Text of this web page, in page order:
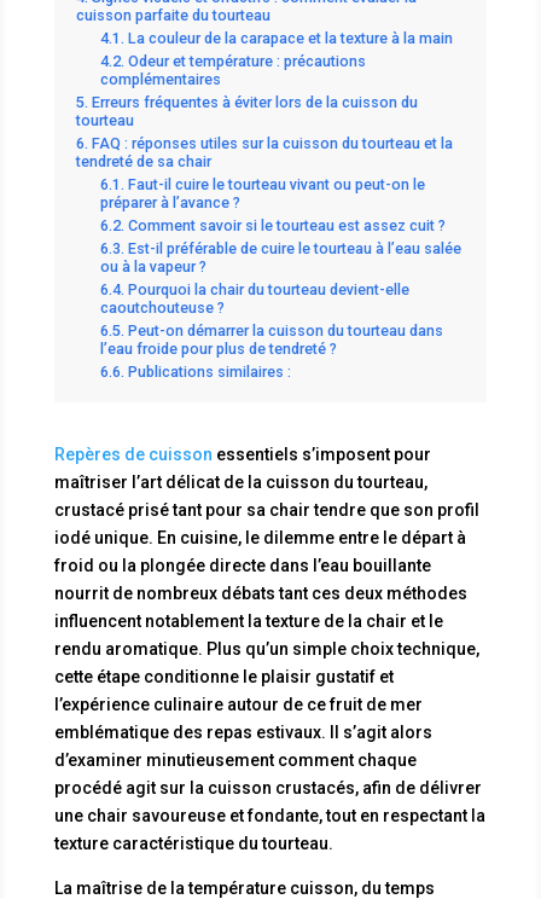
cuisson parfaite du tourteau
La couleur de la carapace et la texture à la main
Odeur et température : précautions
complémentaires
Erreurs fréquentes à éviter lors de la cuisson du
tourteau
FAQ : réponses utiles sur la cuisson du tourteau et la
tendreté de sa chair
Faut-il cuire le tourteau vivant ou peut-on le
préparer à l’avance ?
Comment savoir si le tourteau est assez cuit ?
Est-il préférable de cuire le tourteau à l’eau salée
ou à la vapeur ?
Pourquoi la chair du tourteau devient-elle
caoutchouteuse ?
Peut-on démarrer la cuisson du tourteau dans
l’eau froide pour plus de tendreté ?
Publications similaires :
Repères de cuisson essentiels s’imposent pour
maîtriser l’art délicat de la cuisson du tourteau,
crustacé prisé tant pour sa chair tendre que son profil
iodé unique. En cuisine, le dilemme entre le départ à
froid ou la plongée directe dans l’eau bouillante
nourrit de nombreux débats tant ces deux méthodes
influencent notablement la texture de la chair et le
rendu aromatique. Plus qu’un simple choix technique,
cette étape conditionne le plaisir gustatif et
l’expérience culinaire autour de ce fruit de mer
emblématique des repas estivaux. Il s’agit alors
d’examiner minutieusement comment chaque
procédé agit sur la cuisson crustacés, afin de délivrer
une chair savoureuse et fondante, tout en respectant la
texture caractéristique du tourteau.
La maîtrise de la température cuisson, du temps